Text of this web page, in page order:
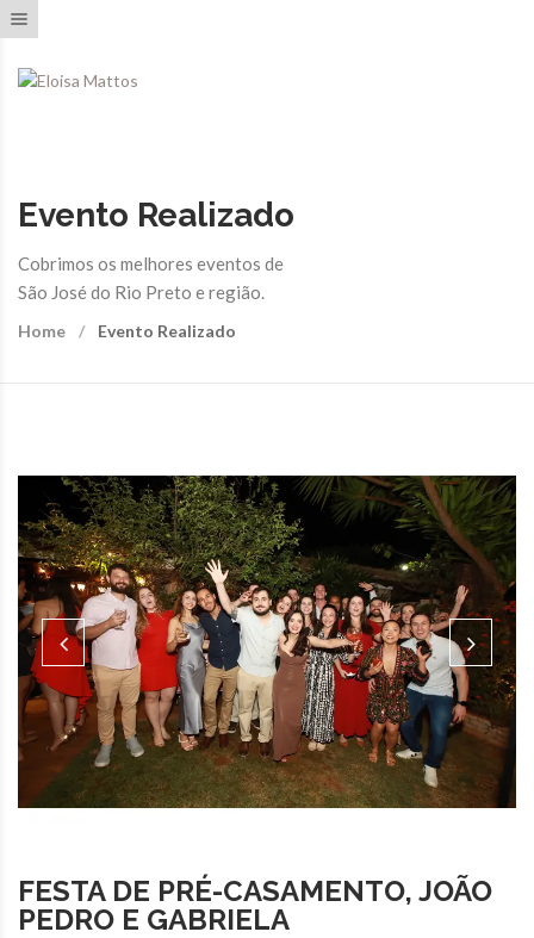
Evento Realizado
Cobrimos os melhores eventos de
São José do Rio Preto e região.
Home Evento Realizado
FESTA DE PRÉ-CASAMENTO, JOÃO
PEDRO E GABRIELA